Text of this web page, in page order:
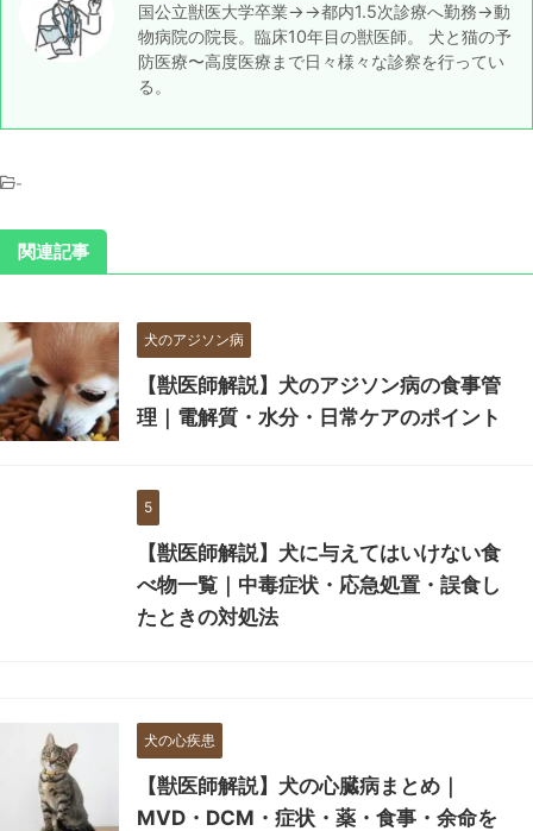
国公立獣医大学卒業→→都内1.5次診療へ勤務→動
物病院の院長。臨床10年目の獣医師。 犬と猫の予
防医療〜高度医療まで日々様々な診察を行ってい
る。
-
関連記事
犬のアジソン病
【獣医師解説】犬のアジソン病の食事管
理｜電解質・水分・日常ケアのポイント
5
【獣医師解説】犬に与えてはいけない食
べ物一覧｜中毒症状・応急処置・誤食し
たときの対処法
犬の心疾患
【獣医師解説】犬の心臓病まとめ｜
MVD・DCM・症状・薬・食事・余命を